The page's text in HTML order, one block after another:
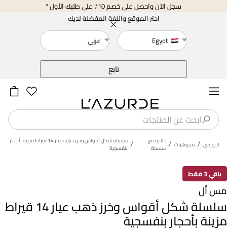
سجل الآن واحصل على خصم 10٪ على طلبك الأول *
اختر الموقع واللغة المفضلة لديك
Egypt
عربي
تابع
لازوردى / مجوهرات / دلاية مع
سلسلة / سلسلة شكل أقواس وخرز ذهب عيار 14 قيراط مزينة بأحجار
بنفسجية
باقي 3 فقط
مس أل
سلسلة شكل أقواس وخرز ذهب عيار 14 قيراط
مزينة بأحجار بنفسجية